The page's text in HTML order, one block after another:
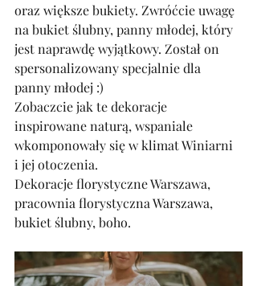
oraz większe bukiety. Zwróćcie uwagę
na bukiet ślubny, panny młodej, który
jest naprawdę wyjątkowy. Został on
spersonalizowany specjalnie dla
panny młodej :)
Zobaczcie jak te dekoracje
inspirowane naturą, wspaniale
wkomponowały się w klimat Winiarni
i jej otoczenia.
Dekoracje florystyczne Warszawa,
pracownia florystyczna Warszawa,
bukiet ślubny, boho.